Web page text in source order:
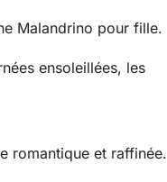
Malandrino pour fille.
ensoleillées, les
romantique et raffinée.